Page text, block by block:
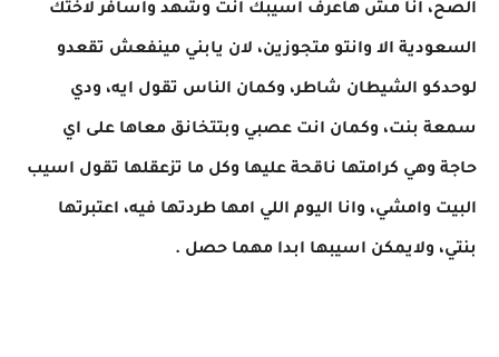
الصح، انا مش هاعرف اسيبك انت وشهد واسافر لاختك
السعودية الا وانتو متجوزين، لان يابني مينفعش تقعدو
لوحدكو الشيطان شاطر، وكمان الناس تقول ايه، ودي
سمعة بنت، وكمان انت عصبي وبتتخانق معاها على اي
حاجة وهي كرامتها ناقحة عليها وكل ما تزعقلها تقول اسيب
البيت وامشي، وانا اليوم اللي امها طردتها فيه، اعتبرتها
بنتي، ولايمكن اسيبها ابدا مهما حصل .